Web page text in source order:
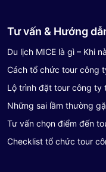
Tư vấn & Hướng
Du lịch MICE là gì – Khi
Cách tổ chức tour công
Lộ trình đặt tour công ty
Những sai lầm thường
Tư vấn chọn điểm đến
Checklist tổ chức tour